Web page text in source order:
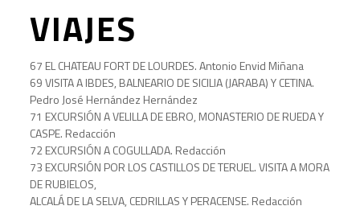
VIAJES
67 EL CHATEAU FORT DE LOURDES. Antonio Envid Miñana
69 VISITA A IBDES, BALNEARIO DE SICILIA (JARABA) Y CETINA.
Pedro José Hernández Hernández
71 EXCURSIÓN A VELILLA DE EBRO, MONASTERIO DE RUEDA Y
CASPE. Redacción
72 EXCURSIÓN A COGULLADA. Redacción
73 EXCURSIÓN POR LOS CASTILLOS DE TERUEL. VISITA A MORA
DE RUBIELOS,
ALCALÁ DE LA SELVA, CEDRILLAS Y PERACENSE. Redacción